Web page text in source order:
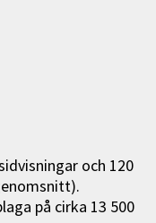
och 120
på cirka 13 500